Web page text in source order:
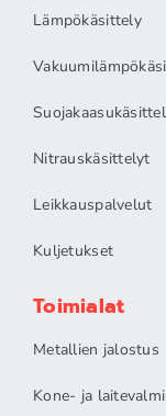
Lämpökäsittely
Nitrauskäsittelyt
Leikkauspalvelut
Kuljetukset
Toimialat
Metallien jalostus
Kone- ja